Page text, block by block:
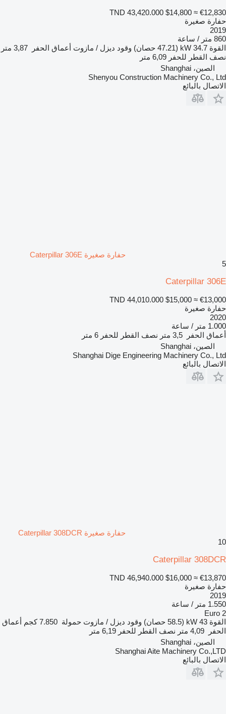
TND 43,420.000 $14,800 ≈ €12,830
حفارة صغيرة
2019
860 متر / ساعة
القوة 34.7 kW (47.21 حصان) وقود ديزل / مازوت أعماق الحفر
3,87 متر
نصف القطر للحفر 6,09 متر
الصين، Shanghai
Shenyou Construction Machinery Co., Ltd
الاتصال بالبائع
حفارة صغيرة Caterpillar 306E
5
Caterpillar 306E
TND 44,010.000 $15,000 ≈ €13,000
حفارة صغيرة
2020
1.000 متر / ساعة
أعماق الحفر
3,5 متر نصف القطر للحفر 6 متر
الصين، Shanghai
Shanghai Dige Engineering Machinery Co., Ltd
الاتصال بالبائع
حفارة صغيرة Caterpillar 308DCR
10
Caterpillar 308DCR
TND 46,940.000 $16,000 ≈ €13,870
حفارة صغيرة
2019
1.550 متر / ساعة
Euro 2
القوة 43 kW (58.5 حصان) وقود ديزل / مازوت حمولة 7.850 كجم
أعماق
الحفر
4,09 متر نصف القطر للحفر 6,19 متر
الصين، Shanghai
Shanghai Aite Machinery Co.,LTD
الاتصال بالبائع